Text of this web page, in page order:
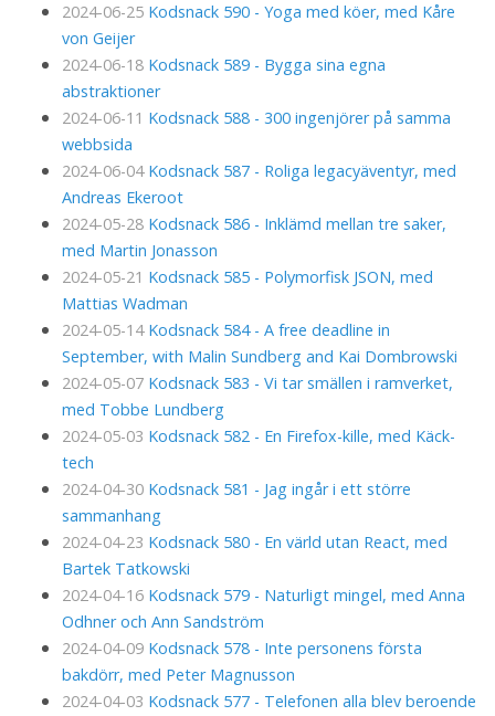
2024-06-25 Kodsnack 590 - Yoga med köer, med Kåre
von Geijer
2024-06-18 Kodsnack 589 - Bygga sina egna
abstraktioner
2024-06-11 Kodsnack 588 - 300 ingenjörer på samma
webbsida
2024-06-04 Kodsnack 587 - Roliga legacyäventyr, med
Andreas Ekeroot
2024-05-28 Kodsnack 586 - Inklämd mellan tre saker,
med Martin Jonasson
2024-05-21 Kodsnack 585 - Polymorfisk JSON, med
Mattias Wadman
2024-05-14 Kodsnack 584 - A free deadline in
September, with Malin Sundberg and Kai Dombrowski
2024-05-07 Kodsnack 583 - Vi tar smällen i ramverket,
med Tobbe Lundberg
2024-05-03 Kodsnack 582 - En Firefox-kille, med Käck-
tech
2024-04-30 Kodsnack 581 - Jag ingår i ett större
sammanhang
2024-04-23 Kodsnack 580 - En värld utan React, med
Bartek Tatkowski
2024-04-16 Kodsnack 579 - Naturligt mingel, med Anna
Odhner och Ann Sandström
2024-04-09 Kodsnack 578 - Inte personens första
bakdörr, med Peter Magnusson
2024-04-03 Kodsnack 577 - Telefonen alla blev beroende